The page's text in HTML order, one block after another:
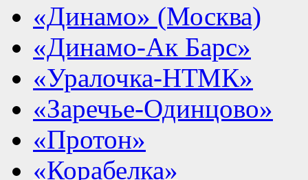
«Динамо» (Москва)
«Динамо-Ак Барс»
«Уралочка-НТМК»
«Заречье-Одинцово»
«Протон»
«Корабелка»